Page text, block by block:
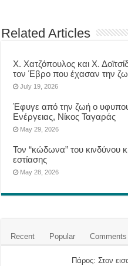
Related Articles
Χ. Χατζόπουλος και Χ.
τον Έβρο που έχασαν την
July 19, 2026
Έφυγε από την ζωή ο
Ενέργειας, Νίκος Ταγαράς
May 29, 2026
Τον “κώδωνα” του κινδύνου
εστίασης
May 28, 2026
Recent Popular Comments
Πάρος: Στον